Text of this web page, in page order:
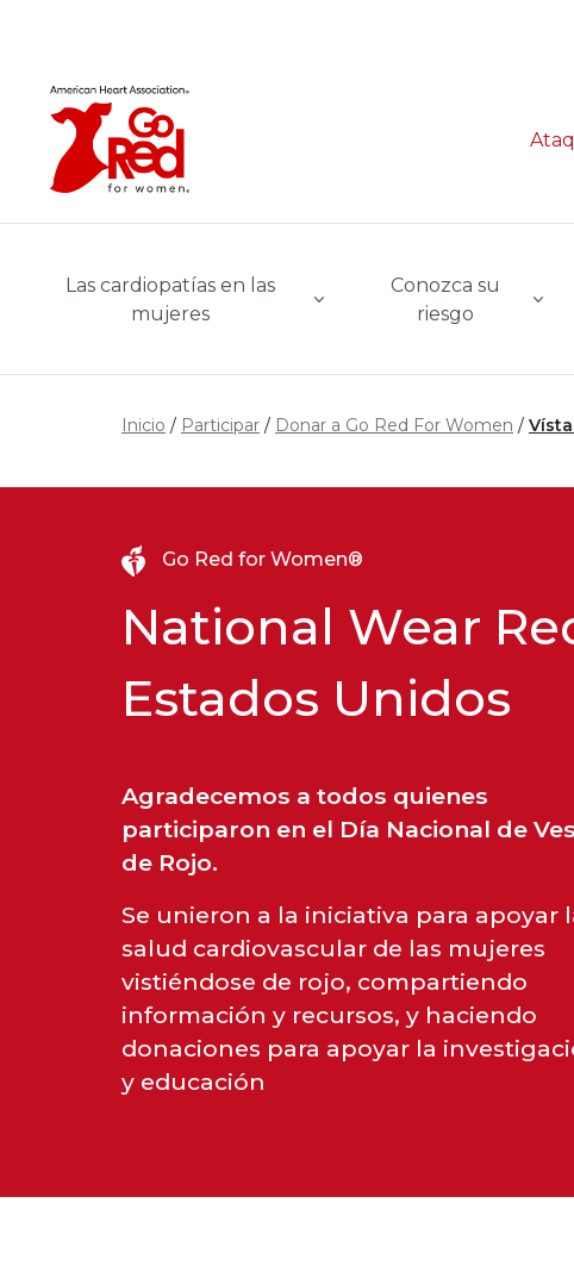
Las cardiopatías en las
mujeres
Conozca su
riesgo
Inicio Participar Donar a Go Red For Women
Go Red for Women®
National Wear
Estados Unidos
Agradecemos a todos quienes
participaron en el Día Nacional de
de Rojo.
Se unieron a la iniciativa para apoyar
salud cardiovascular de las mujeres
vistiéndose de rojo, compartiendo
información y recursos, y haciendo
donaciones para apoyar la
y educación